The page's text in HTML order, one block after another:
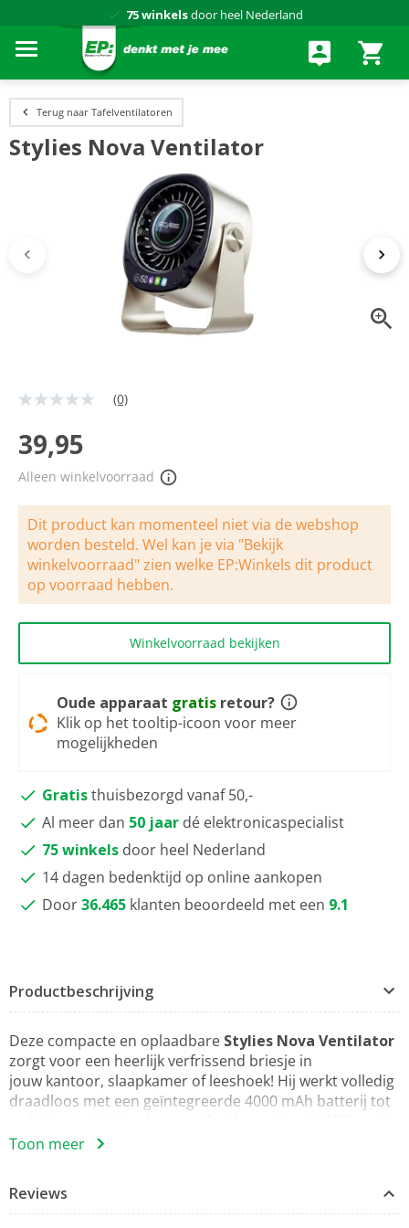
75 winkelsdoor heel Nederland
Terug naar Tafelventilatoren
Stylies Nova Ventilator
Geen
Dezelfde
paginalink.
(0)
39,95
Alleen winkelvoorraad
Dit product kan momenteel niet via de webshop
worden besteld. Wel kan je via "Bekijk
winkelvoorraad" zien welke EP:Winkels dit product
op voorraad hebben.
Winkelvoorraad bekijken
Oude apparaat gratis retour?
Klik op het tooltip-icoon voor meer
mogelijkheden
Gratisthuisbezorgd vanaf 50,-
Al meer dan 50 jaar dé elektronicaspecialist
75 winkels door heel Nederland
14 dagen bedenktijd op online aankopen
Door36.465 klanten beoordeeld met een 9.1
Productbeschrijving
Deze compacte en oplaadbare Stylies Nova Ventilator
zorgt voor een heerlijk verfrissend briesje in
jouw kantoor, slaapkamer of leeshoek! Hij werkt volledig
draadloos met een geïntegreerde 4000 mAh batterij tot
modi (Normaal, Slaap, Natuurlijk, Turbo) stel je de
• Draadloze tafelventilator met oplaadbare 4000 mAh
Toon meer
Reviews